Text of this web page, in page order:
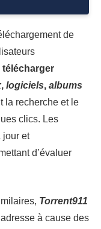
de
télécharger
, logiciels, albums
la recherche et le
clics. Les
jour et
d’évaluer
Torrent911
à cause des